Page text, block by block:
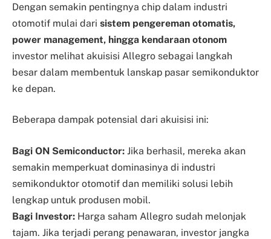
Dengan semakin pentingnya chip dalam industri
otomotif mulai dari sistem pengereman otomatis,
power management, hingga kendaraan otonom
investor melihat akuisisi Allegro sebagai langkah
besar dalam membentuk lanskap pasar semikonduktor
ke depan.
Beberapa dampak potensial dari akuisisi ini:
Bagi ON Semiconductor: Jika berhasil, mereka akan
semakin memperkuat dominasinya di industri
semikonduktor otomotif dan memiliki solusi lebih
lengkap untuk produsen mobil.
Bagi Investor: Harga saham Allegro sudah melonjak
tajam. Jika terjadi perang penawaran, investor jangka